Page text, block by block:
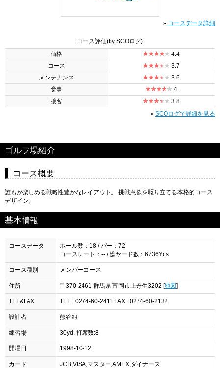
» コースデータ詳細
コース評価(by SCOログ)
価格
4.4
コース
3.7
メンテナンス
3.6
食事
4
接客
3.8
» SCOログで詳細を見る
ゴルフ場紹介
コース概要
誰もが楽しめる戦略性豊かなレイアウト。 挑戦意欲を駆り立てる本格的コース
デザイン。
基本情報
コースデータ
ホール数：18 / パー：72
コースレート：-- / 総ヤード数：6736Yds
コース種別 メンバーコース
住所 〒370-2461 群馬県 富岡市上丹生3202 [ 地図
TEL&FAX TEL : 0274-60-2411 FAX : 0274-60-2132
設計者 熊谷組
練習場 30yd. 打席数:8
開場日 1998-10-12
カード JCB,VISA,マスター,AMEX,ダイナース